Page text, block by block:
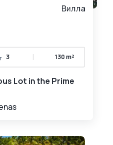
Вилла
3 | 130 m²
Lot in the Prime